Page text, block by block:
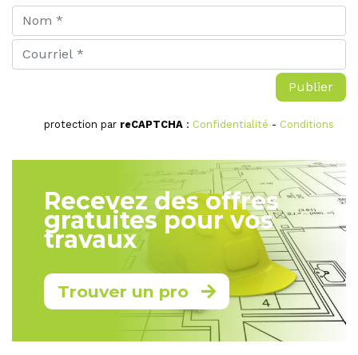
protection par reCAPTCHA : Confidentialité - Conditions
Recevez des offres
gratuites pour vos
travaux
Trouver un pro